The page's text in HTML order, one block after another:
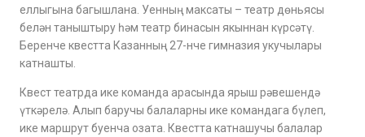
еллыгына багышлана. Уенның максаты – театр дөньясы
белән таныштыру һәм театр бинасын якыннан күрсәтү.
Беренче квестта Казанның 27-нче гимназия укучылары
катнашты.
Квест театрда ике команда арасында ярыш рәвешендә
үткәрелә. Алып баручы балаларны ике командага бүлеп,
ике маршрут буенча озата. Квестта катнашучы балалар